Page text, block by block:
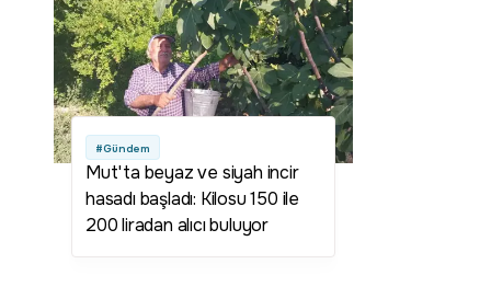
#Gündem
Mut'ta beyaz ve siyah incir
hasadı başladı: Kilosu 150 ile
200 liradan alıcı buluyor